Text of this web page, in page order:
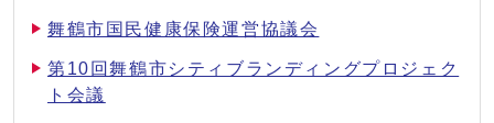
舞鶴市国民健康保険運営協議会
第10回舞鶴市シティブランディングプロジェク
ト会議